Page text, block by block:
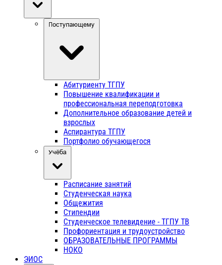
Поступающему
Абитуриенту ТГПУ
Повышение квалификации и
профессиональная переподготовка
Дополнительное образование детей и
взрослых
Аспирантура ТГПУ
Портфолио обучающегося
Учёба
Расписание занятий
Студенческая наука
Общежития
Стипендии
Студенческое телевидение - ТГПУ ТВ
Профориентация и трудоустройство
ОБРАЗОВАТЕЛЬНЫЕ ПРОГРАММЫ
НОКО
ЭИОС